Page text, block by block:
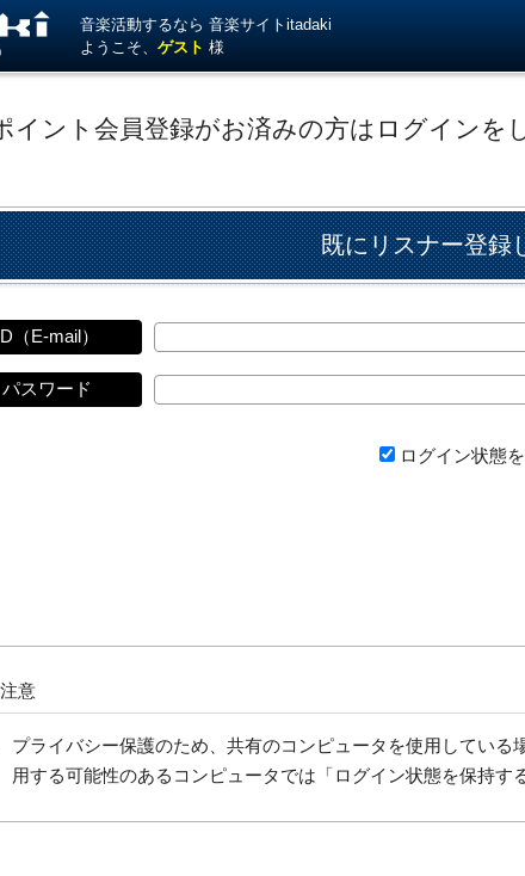
音楽活動するなら 音楽サイトitadaki
ようこそ、ゲスト 様
イント会員登録がお済みの方はログインを
既にリスナー登録
ID（E-mail）
パスワード
ログイン状態
意
プライバシー保護のため、共有のコンピュータを使用してい
用する可能性のあるコンピュータでは「ログイン状態を保持す